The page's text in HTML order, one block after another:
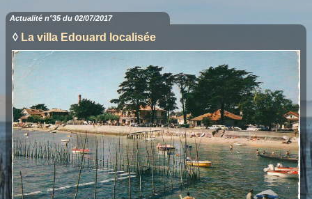
Actualité n°35 du 02/07/2017
◊ La villa Edouard localisée